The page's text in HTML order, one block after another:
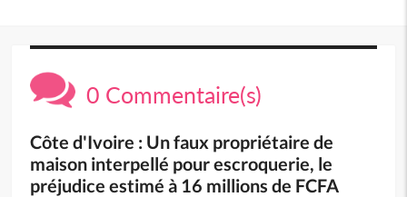
0 Commentaire(s)
Côte d'Ivoire : Un faux propriétaire de
maison interpellé pour escroquerie, le
préjudice estimé à 16 millions de FCFA